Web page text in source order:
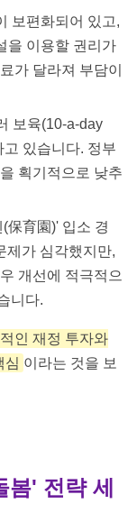
보편화되어 있고,
을 이용할 권리가
가 달라져 부담이
보육(10-a-day
있습니다. 정부
획기적으로 낮추
保育園)' 입소 경
제가 심각했지만,
개선에 적극적으
니다.
인 재정 투자와
심 이라는 것을 보
봄' 전략 세